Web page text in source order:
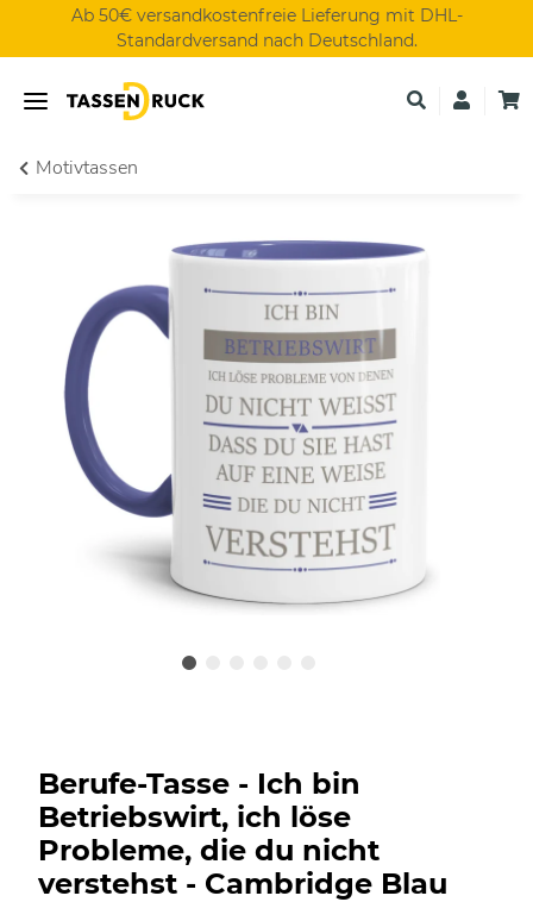
Ab 50€ versandkostenfreie Lieferung mit DHL-
Standardversand nach Deutschland.
Motivtassen
Berufe-Tasse - Ich bin
Betriebswirt, ich löse
Probleme, die du nicht
verstehst - Cambridge Blau